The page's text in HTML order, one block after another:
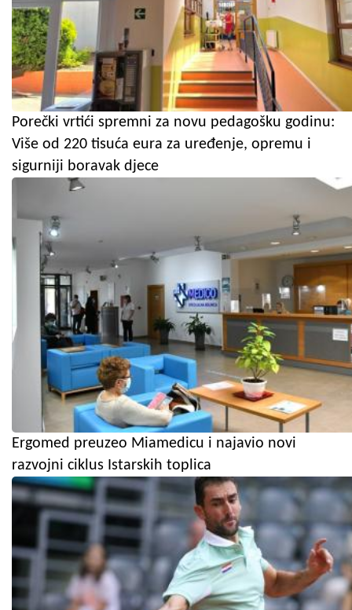
Porečki vrtići spremni za novu pedagošku godinu:
Više od 220 tisuća eura za uređenje, opremu i
sigurniji boravak djece
Ergomed preuzeo Miamedicu i najavio novi
razvojni ciklus Istarskih toplica